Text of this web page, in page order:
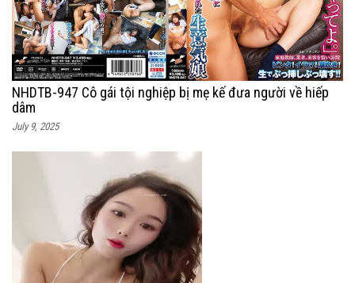
NHDTB-947 Cô gái tội nghiệp bị mẹ kế đưa người về hiếp
dâm
July 9, 2025